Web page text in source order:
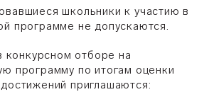
школьники к участию в
программе не допускаются.
конкурсном отборе на
программу по итогам оценки
приглашаются: